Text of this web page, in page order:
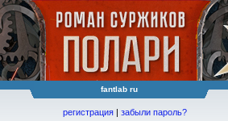
fantlab ru
регистрация | забыли пароль?